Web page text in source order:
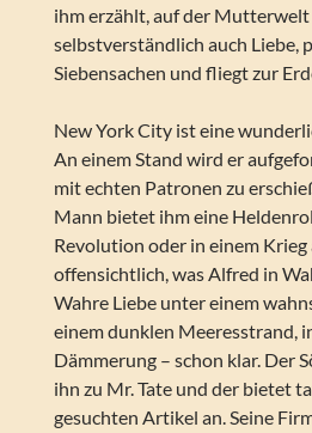
ihm erzählt, auf der Mutterwelt
selbstverständlich auch Liebe,
Siebensachen und fliegt zur
New York City ist eine
An einem Stand wird er
mit echten Patronen zu
Mann bietet ihm eine
Revolution oder in einem Krieg
offensichtlich, was Alfred in
Wahre Liebe unter einem
einem dunklen Meeresstrand,
Dämmerung – schon klar. Der
ihn zu Mr. Tate und der bietet
gesuchten Artikel an. Seine